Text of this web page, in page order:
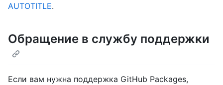
AUTOTITLE.
Обращение в службу поддержки
Если вам нужна поддержка GitHub Packages,